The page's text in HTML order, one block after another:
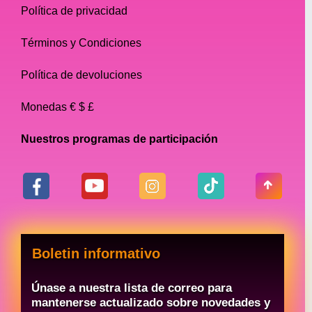
Drag
La joyería es una parte esencial del atuendo
un simple look en algo glamoroso y
para acentuar sus rasgos, resaltar sus
disfraces y agregar ese toque extra de brillo
que llama la atención de la audiencia.
En drag, las joyas adecuadas pueden elevar
oportunidad para mostrar tu estilo personal
homenaje a los íconos de drag queen que
nos allanaron el camino a todos.
Política de privacidad
Términos y Condiciones
Política de devoluciones
Monedas € $ £
Nuestros programas de participación
Boletin informativo
Únase a nuestra lista de correo para
mantenerse actualizado sobre novedades y